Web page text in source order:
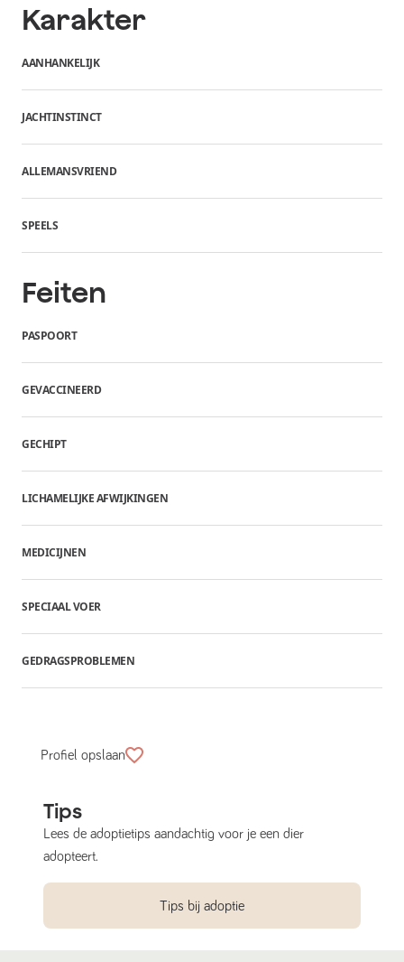
Karakter
AANHANKELIJK
JACHTINSTINCT
ALLEMANSVRIEND
SPEELS
Feiten
PASPOORT
GEVACCINEERD
GECHIPT
LICHAMELIJKE AFWIJKINGEN
MEDICIJNEN
SPECIAAL VOER
GEDRAGSPROBLEMEN
Profiel opslaan
Tips
Lees de adoptietips aandachtig voor je een dier
adopteert.
Tips bij adoptie